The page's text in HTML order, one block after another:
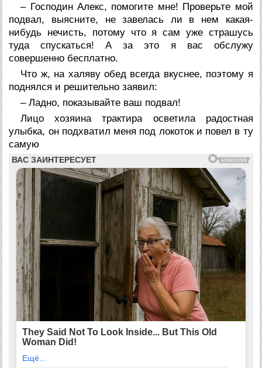
– Господин Алекс, помогите мне! Проверьте мой
подвал, выясните, не завелась ли в нем какая-
нибудь нечисть, потому что я сам уже страшусь
туда спускаться! А за это я вас обслужу
совершенно бесплатно.
Что ж, на халяву обед всегда вкуснее, поэтому я
поднялся и решительно заявил:
– Ладно, показывайте ваш подвал!
Лицо хозяина трактира осветила радостная
улыбка, он подхватил меня под локоток и повел в ту
самую